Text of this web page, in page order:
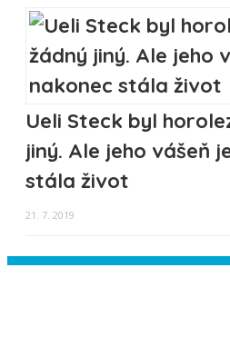
Ueli Steck byl
jiný. Ale jeho vášeň
stála život
21. 7. 2019